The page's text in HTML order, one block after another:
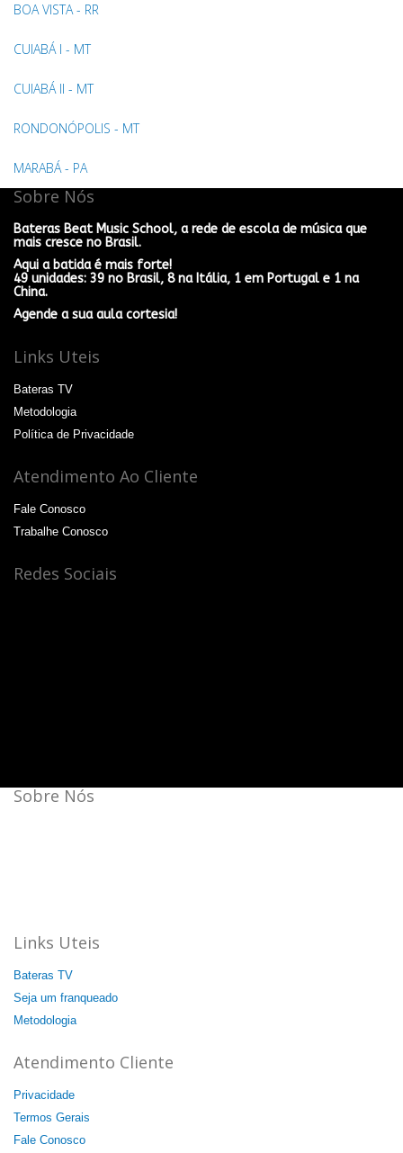
BOA VISTA - RR
CUIABÁ I - MT
CUIABÁ II - MT
RONDONÓPOLIS - MT
MARABÁ - PA
Sobre Nós
Bateras Beat Music School, a rede de escola de música que
mais cresce no Brasil.
Aqui a batida é mais forte!
49 unidades: 39 no Brasil, 8 na Itália, 1 em Portugal e 1 na
China.
Agende a sua aula cortesia!
Links Uteis
Bateras TV
Metodologia
Política de Privacidade
Atendimento Ao Cliente
Fale Conosco
Trabalhe Conosco
Redes Sociais
Sobre Nós
Links Uteis
Bateras TV
Seja um franqueado
Metodologia
Atendimento Cliente
Privacidade
Termos Gerais
Fale Conosco